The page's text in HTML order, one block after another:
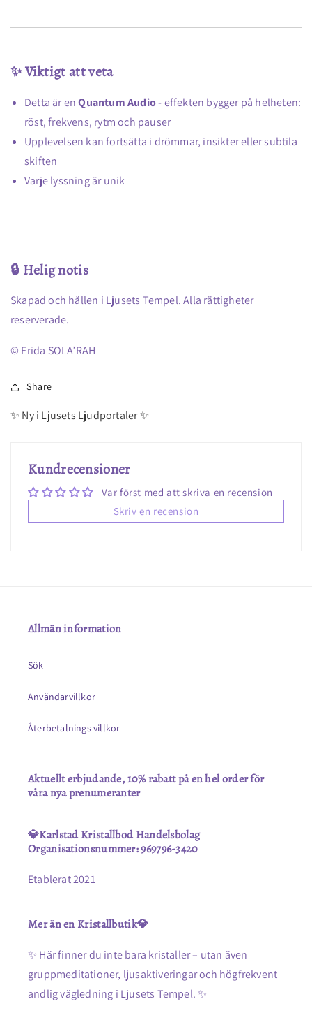
✨ Viktigt att veta
Detta är enQuantum Audio- effekten bygger på helheten:
röst, frekvens, rytm och pauser
Upplevelsen kan fortsätta i drömmar, insikter eller subtila
skiften
Varje lyssning är unik
🔒 Helig notis
Skapad och hållen i Ljusets Tempel. Alla rättigheter
reserverade.
© Frida SOLA’RAH
Share
✨ Ny i Ljusets Ljudportaler ✨
Kundrecensioner
Var först med att skriva en recension
Skriv en recension
Allmän information
Sök
Användarvillkor
Återbetalnings villkor
Aktuellt erbjudande, 10% rabatt på en hel order för
våra nya prenumeranter
💎Karlstad Kristallbod Handelsbolag
Organisationsnummer: 969796-3420
Etablerat 2021
Mer än en Kristallbutik💎
✨ Här finner du inte bara kristaller – utan även
gruppmeditationer, ljusaktiveringar och högfrekvent
andlig vägledning i Ljusets Tempel. ✨